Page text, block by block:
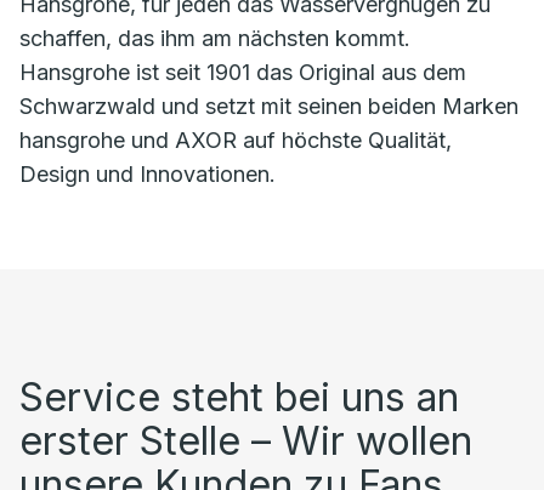
schaffen, das ihm am nächsten kommt.
Hansgrohe ist seit 1901 das Original aus dem
Schwarzwald und setzt mit seinen beiden Marken
hansgrohe und AXOR auf höchste Qualität,
Design und Innovationen.
Service steht bei uns an
erster Stelle – Wir wollen